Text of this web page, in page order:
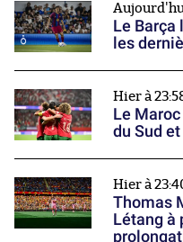
Le Barça
les
Hier à
Le
du Sud
Hier à
Thomas
Létang à